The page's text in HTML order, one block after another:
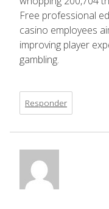
Free professional
casino employees
improving player
gambling.
Responder